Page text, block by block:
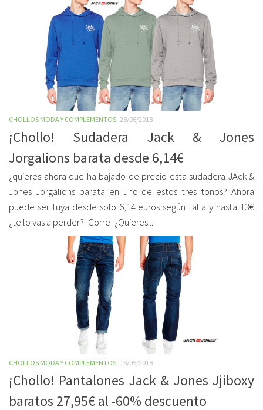
CHOLLOS MODA Y COMPLEMENTOS 28/05/2018
¡Chollo! Sudadera Jack & Jones
Jorgalions barata desde 6,14€
¿quieres ahora que ha bajado de precio esta sudadera JAck &
Jones Jorgalions barata en uno de estos tres tonos? Ahora
puede ser tuya desde solo 6,14 euros según talla y hasta 13€
¿te lo vas a perder? ¡Corre! ¿Quieres...
CHOLLOS MODA Y COMPLEMENTOS 18/05/2018
¡Chollo! Pantalones Jack & Jones Jjiboxy
baratos 27,95€ al -60% descuento